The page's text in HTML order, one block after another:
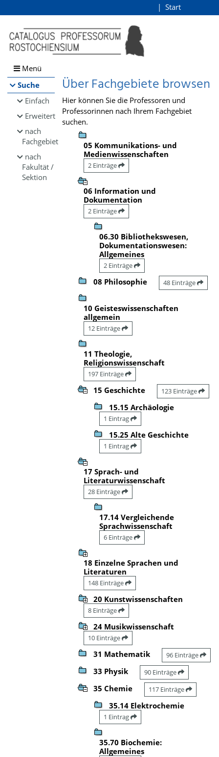
Browsen
direkt zum Inhalt
Start
Menü
Suche
Einfach
Erweitert
nach
Fachgebiet
nach
Fakultät /
Sektion
Über Fachgebiete browsen
Hier können Sie die Professoren und
Professorinnen nach Ihrem Fachgebiet
suchen.
05 Kommunikations- und
Medienwissenschaften
2 Einträge
06 Information und
Dokumentation
2 Einträge
06.30 Bibliothekswesen,
Dokumentationswesen:
Allgemeines
2 Einträge
08 Philosophie 48 Einträge
10 Geisteswissenschaften
allgemein
12 Einträge
11 Theologie,
Religionswissenschaft
197 Einträge
15 Geschichte 123 Einträge
15.15 Archäologie
1 Eintrag
15.25 Alte Geschichte
1 Eintrag
17 Sprach- und
Literaturwissenschaft
28 Einträge
17.14 Vergleichende
Sprachwissenschaft
6 Einträge
18 Einzelne Sprachen und
Literaturen
148 Einträge
20 Kunstwissenschaften
8 Einträge
24 Musikwissenschaft
10 Einträge
31 Mathematik 96 Einträge
33 Physik 90 Einträge
35 Chemie 117 Einträge
35.14 Elektrochemie
1 Eintrag
35.70 Biochemie:
Allgemeines